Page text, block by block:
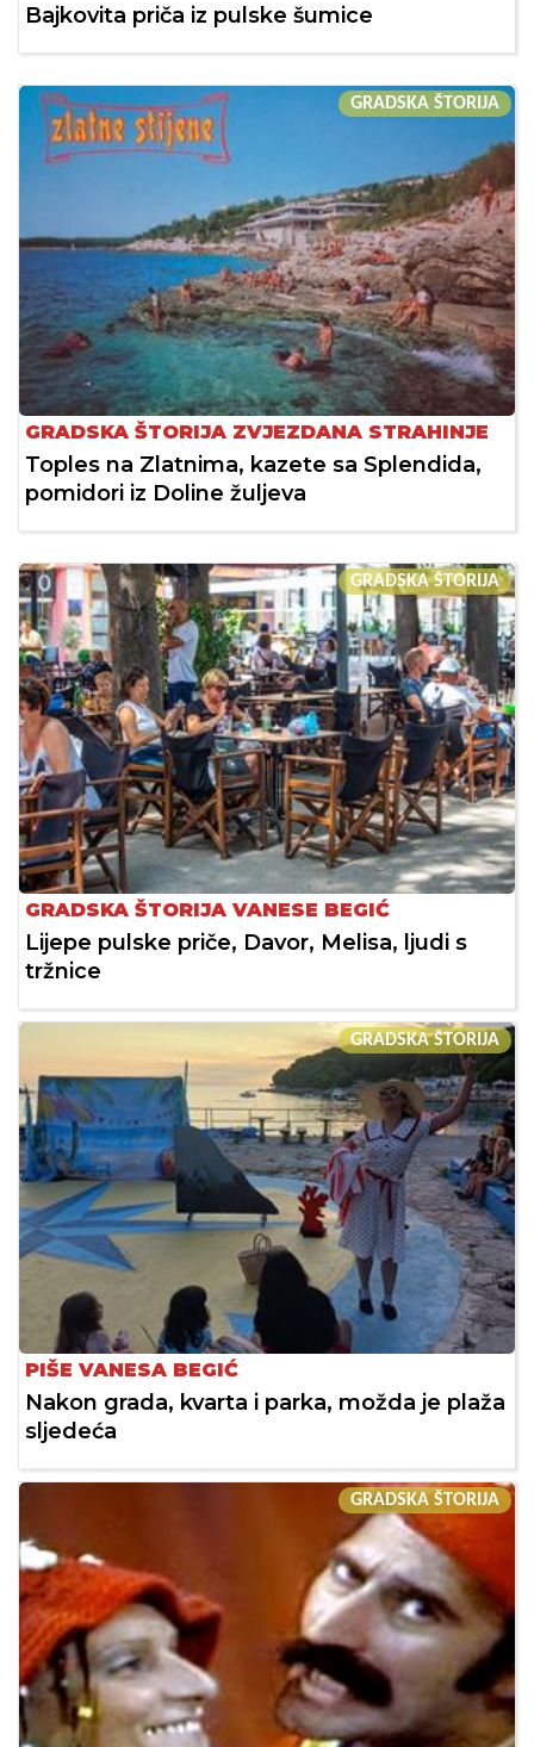
Bajkovita priča iz pulske šumice
GRADSKA ŠTORIJA
GRADSKA ŠTORIJA ZVJEZDANA STRAHINJE
Toples na Zlatnima, kazete sa Splendida,
pomidori iz Doline žuljeva
GRADSKA ŠTORIJA
GRADSKA ŠTORIJA VANESE BEGIĆ
Lijepe pulske priče, Davor, Melisa, ljudi s
tržnice
GRADSKA ŠTORIJA
PIŠE VANESA BEGIĆ
Nakon grada, kvarta i parka, možda je plaža
sljedeća
GRADSKA ŠTORIJA